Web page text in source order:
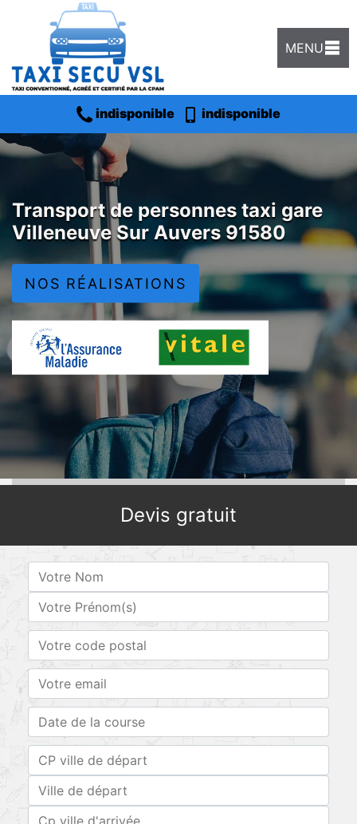
MENU
indisponible indisponible
Transport de personnes taxi gare
Villeneuve Sur Auvers 91580
NOS RÉALISATIONS
Devis gratuit